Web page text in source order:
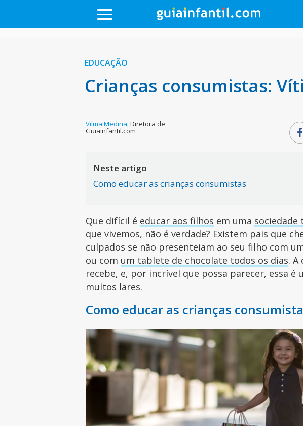
EDUCAÇÃO
Crianças consumistas:
Vilma Medina,Diretora de
Guiainfantil.com
Neste artigo
Como educar as crianças consumistas
Que difícil é educar aos filhos em uma sociedade
que vivemos, não é verdade? Existem pais que
culpados se não presenteiam ao seu filho com
ou com um tablete de chocolate todos os dias. A
recebe, e, por incrível que possa parecer, essa é
muitos lares.
Como educar as crianças